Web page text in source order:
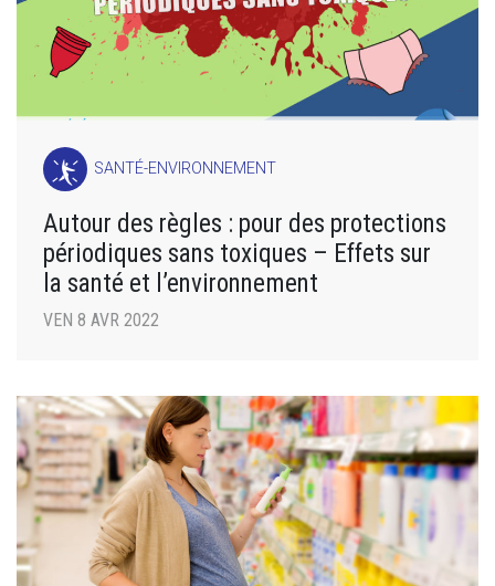
SANTÉ-ENVIRONNEMENT
Autour des règles : pour des protections
périodiques sans toxiques – Effets sur
la santé et l’environnement
VEN 8 AVR 2022